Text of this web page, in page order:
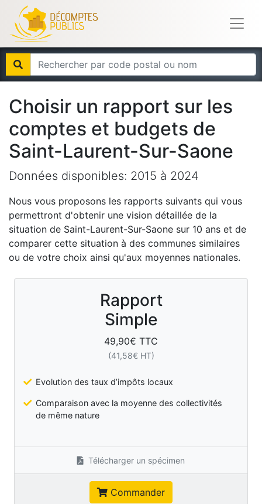
Choisir un rapport sur les
comptes et budgets de
Saint-Laurent-Sur-Saone
Données disponibles: 2015 à 2024
Nous vous proposons les rapports suivants qui vous
permettront d'obtenir une vision détaillée de la
situation de Saint-Laurent-Sur-Saone sur 10 ans et de
comparer cette situation à des communes similaires
ou de votre choix ainsi qu'aux moyennes nationales.
Rapport
Simple
49,90€ TTC
(41,58€ HT)
Evolution des taux d’impôts locaux
Comparaison avec la moyenne des collectivités
de même nature
Télécharger un spécimen
Commander